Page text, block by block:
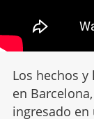
Los hechos
en
ingresado